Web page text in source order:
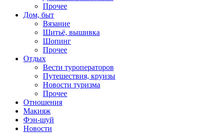
Прочее
Дом, быт
Вязание
Шитьё, вышивка
Шопинг
Прочее
Отдых
Вести туроператоров
Путешествия, круизы
Новости туризма
Прочее
Отношения
Макияж
Фэн-шуй
Новости